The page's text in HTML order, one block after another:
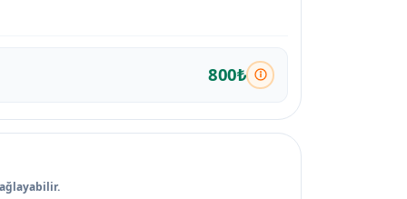
800₺